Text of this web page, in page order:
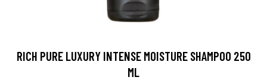
RICH PURE LUXURY INTENSE MOISTURE SHAMPOO 250
ML